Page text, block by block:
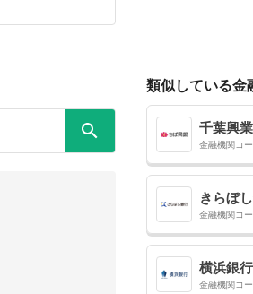
類似している金
千葉興
金融機関コ
きらぼ
金融機関コ
横浜銀行
金融機関コ